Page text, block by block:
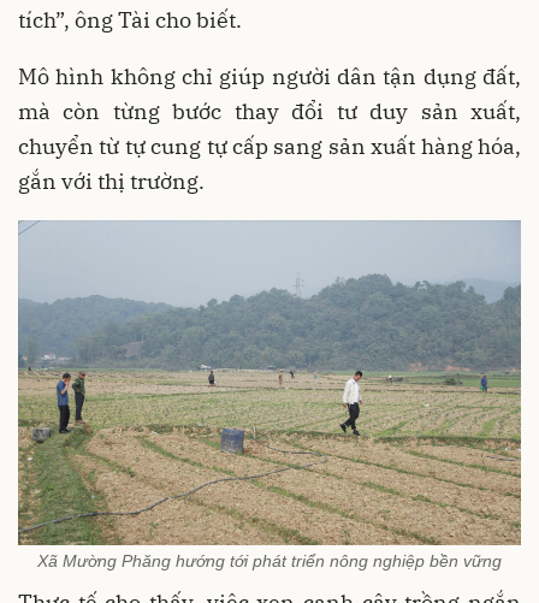
tích”, ông Tài cho biết.
Mô hình không chỉ giúp người dân tận dụng đất,
mà còn từng bước thay đổi tư duy sản xuất,
chuyển từ tự cung tự cấp sang sản xuất hàng hóa,
gắn với thị trường.
Xã Mường Phăng hướng tới phát triển nông nghiệp bền vững